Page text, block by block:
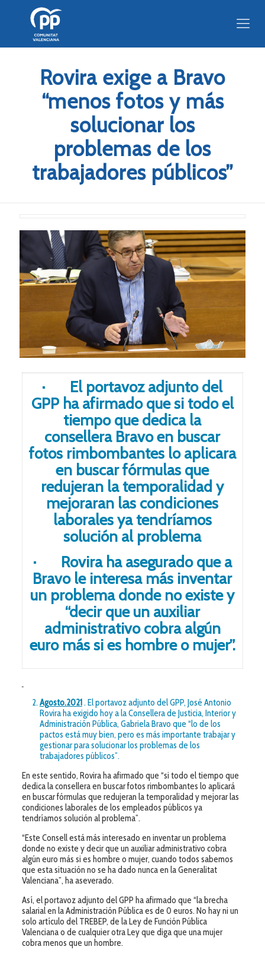
Rovira exige a Bravo
“menos fotos y más
solucionar los
problemas de los
trabajadores públicos”
· El portavoz adjunto del
GPP ha afirmado que si todo el
tiempo que dedica la
consellera Bravo en buscar
fotos rimbombantes lo aplicara
en buscar fórmulas que
redujeran la temporalidad y
mejoraran las condiciones
laborales ya tendríamos
solución al problema
· Rovira ha asegurado que a
Bravo le interesa más inventar
un problema donde no existe y
“decir que un auxiliar
administrativo cobra algún
euro más si es hombre o mujer”.
Agosto.2021. El portavoz adjunto del GPP, José Antonio
Rovira ha exigido hoy a la Consellera de Justicia, Interior y
Administración Pública, Gabriela Bravo que “lo de los
pactos está muy bien, pero es más importante trabajar y
gestionar para solucionar los problemas de los
trabajadores públicos”.
En este sentido, Rovira ha afirmado que “si todo el tiempo que
dedica la consellera en buscar fotos rimbombantes lo aplicará
en buscar fórmulas que redujeran la temporalidad y mejorar las
condiciones laborales de los empleados públicos ya
tendríamos solución al problema”.
“Este Consell está más interesado en inventar un problema
donde no existe y decir que un auxiliar administrativo cobra
algún euro más si es hombre o mujer, cuando todos sabemos
que esta situación no se ha dado nunca en la Generalitat
Valenciana”, ha aseverado.
Así, el portavoz adjunto del GPP ha afirmado que “la brecha
salarial en la Administración Pública es de 0 euros. No hay ni un
solo artículo del TREBEP, de la Ley de Función Pública
Valenciana o de cualquier otra Ley que diga que una mujer
cobra menos que un hombre.